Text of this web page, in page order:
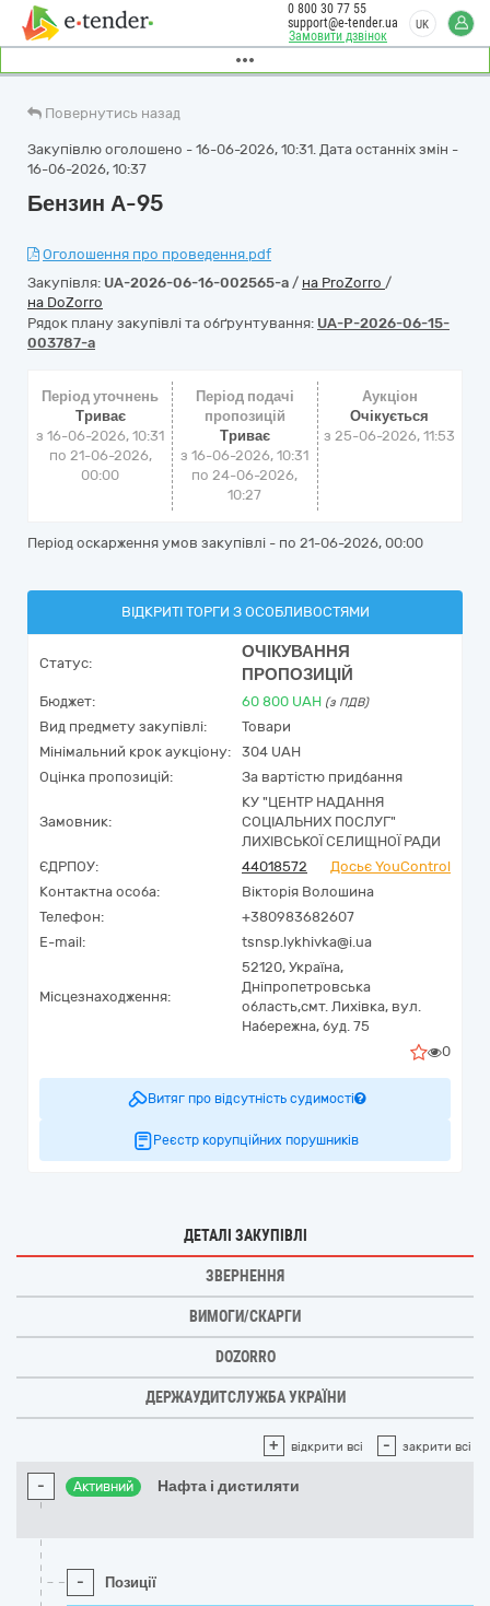
Замовити дзвінок
0 800 30 77 55
support@e-tender.ua
UK
Повернутись назад
Закупівлю оголошено - 16-06-2026, 10:31. Дата останніх змін -
16-06-2026, 10:37
Бензин А-95
Оголошення про проведення.pdf
Закупівля: UA-2026-06-16-002565-a / на ProZorro /
на DoZorro
Рядок плану закупівлі та обґрунтування: UA-P-2026-06-15-
003787-a
Період уточнень
Триває
з 16-06-2026, 10:31
по 21-06-2026,
00:00
Період подачі
пропозицій
Триває
з 16-06-2026, 10:31
по 24-06-2026,
10:27
Аукціон
Очікується
з25-06-2026, 11:53
Період оскарження умов закупівлі - по 21-06-2026, 00:00
ВІДКРИТІ ТОРГИ З ОСОБЛИВОСТЯМИ
Статус:
ОЧІКУВАННЯ
ПРОПОЗИЦІЙ
Бюджет: 60 800 UAH (з ПДВ)
Вид предмету закупівлі:
Товари
Мінімальний крок аукціону:
304 UAH
Оцінка пропозицій:
За вартістю придбання
Замовник:
КУ "ЦЕНТР НАДАННЯ
СОЦІАЛЬНИХ ПОСЛУГ"
ЛИХІВСЬКОЇ СЕЛИЩНОЇ РАДИ
ЄДРПОУ:
44018572
Досьє YouControl
Контактна особа:
Вікторія Волошина
Телефон:
+380983682607
E-mail:
tsnsp.lykhivka@i.ua
Місцезнаходження:
52120, Україна,
Дніпропетровська
область,смт. Лихівка, вул.
Набережна, буд. 75
0
Витяг про відсутність судимості
Реєстр корупційних порушників
ДЕТАЛІ ЗАКУПІВЛІ
ЗВЕРНЕННЯ
ВИМОГИ/СКАРГИ
DOZORRO
ДЕРЖАУДИТСЛУЖБА УКРАЇНИ
+ відкрити всі - закрити всі
- Активний Нафта і дистиляти
- Позиції